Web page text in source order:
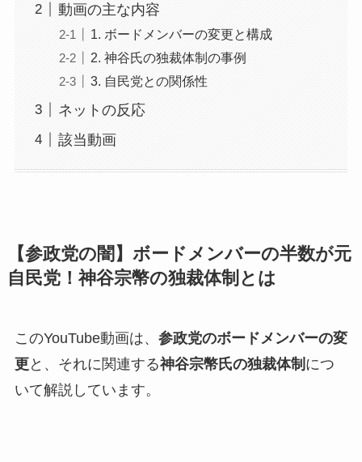
動画の主な内容
1. ボードメンバーの変更と構成
2. 神谷氏の独裁体制の事例
3. 自民党との関係性
ネットの反応
該当動画
【参政党の闇】ボードメンバーの半数が元
自民党！神谷宗幣の独裁体制とは
このYouTube動画は、 参政党のボードメンバーの変
更と、それに関連する神谷宗幣氏の独裁体制 につ
いて解説しています。